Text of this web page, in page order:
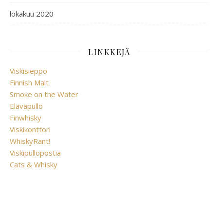
lokakuu 2020
LINKKEJÄ
Viskisieppo
Finnish Malt
Smoke on the Water
Eläväpullo
Finwhisky
Viskikonttori
WhiskyRant!
Viskipullopostia
Cats & Whisky